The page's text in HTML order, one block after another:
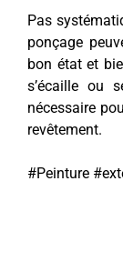
Pas
ponçage
bon état et
s’écaille ou
nécessaire
revêtement.
#Peinture